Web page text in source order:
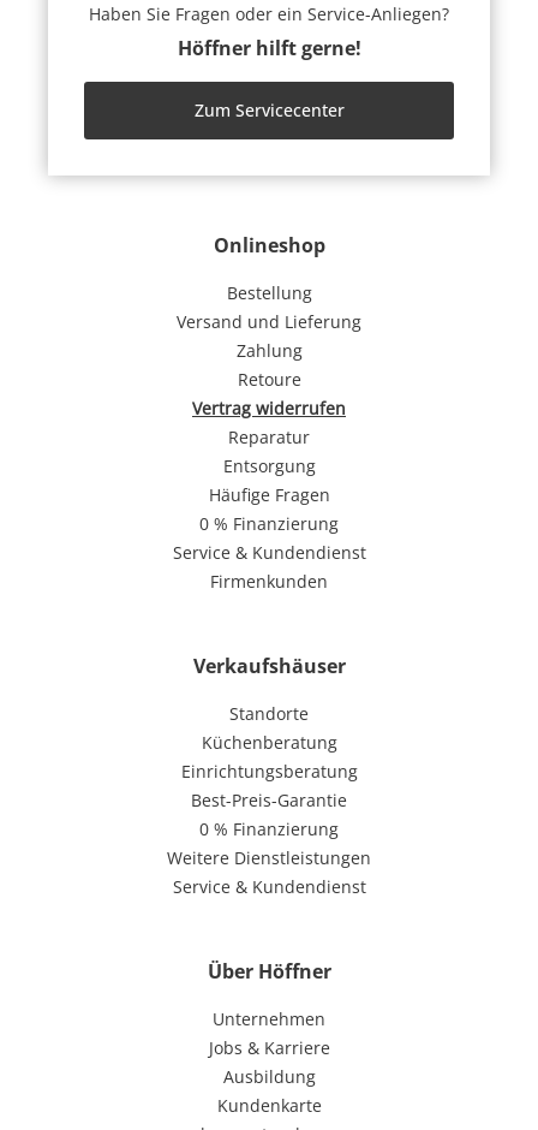
Onlineshop
Bestellung
Versand und Lieferung
Zahlung
Retoure
Vertrag widerrufen
Reparatur
Entsorgung
Häufige Fragen
0 % Finanzierung
Service & Kundendienst
Firmenkunden
Verkaufshäuser
Standorte
Küchenberatung
Einrichtungsberatung
Best-Preis-Garantie
0 % Finanzierung
Weitere Dienstleistungen
Service & Kundendienst
Über Höffner
Unternehmen
Jobs & Karriere
Ausbildung
Kundenkarte
Haben Sie Fragen oder ein Service-Anliegen?
Höffner hilft gerne!
Zum Servicecenter